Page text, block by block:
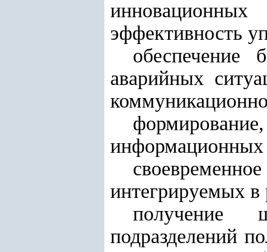
эффективность
обеспечение
аварийных
информационных
интегрируемых
получение
подразделений